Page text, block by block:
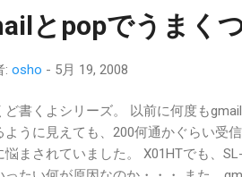
そんなわけで、D4でなければならない
であること。→なんだかんだいって
に持っている ウィルコム回線と抱き
出費している感覚も軽減される やっ
いでくれている あとはD4でこれだけ
YouTubeがスムーズに再生されたら
タイプが可能なキーだと良いなぁ。
とpopでうまく
: osho - 5月 19, 2008
ど書くよシリーズ。 以前に何度も
ように見えても、200何通かぐらい受
悩まされていました。 X01HTでも、